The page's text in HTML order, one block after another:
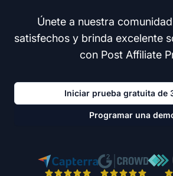
Únete a nuestra
satisfechos y brinda excelente
con Post Affiliate
Iniciar prueba gratuita de
Programar una